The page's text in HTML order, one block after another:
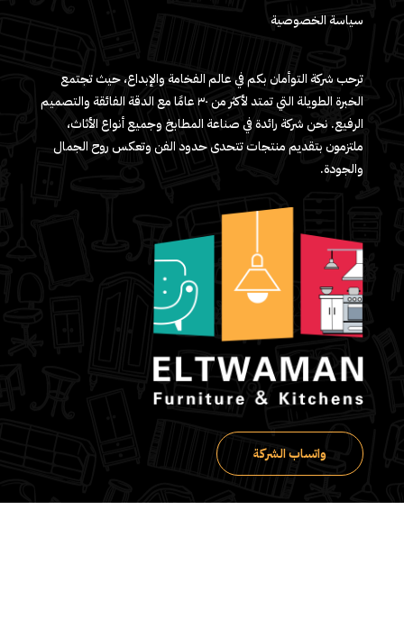
سياسة الخصوصية
ترحب شركة التوأمان بكم في عالم الفخامة والإبداع، حيث تجتمع
الخبرة الطويلة التي تمتد لأكثر من ٣٠ عامًا مع الدقة الفائقة والتصميم
الرفيع. نحن شركة رائدة في صناعة المطابخ وجميع أنواع الأثاث،
ملتزمون بتقديم منتجات تتحدى حدود الفن وتعكس روح الجمال
والجودة.
واتساب الشركة